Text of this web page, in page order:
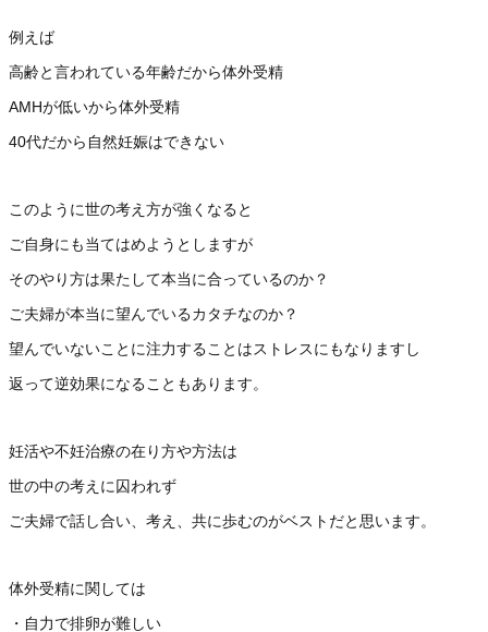
例えば
高齢と言われている年齢だから体外受精
AMHが低いから体外受精
40代だから自然妊娠はできない
このように世の考え方が強くなると
ご自身にも当てはめようとしますが
そのやり方は果たして本当に合っているのか？
ご夫婦が本当に望んでいるカタチなのか？
望んでいないことに注力することはストレスにもなりますし
返って逆効果になることもあります。
妊活や不妊治療の在り方や方法は
世の中の考えに囚われず
ご夫婦で話し合い、考え、共に歩むのがベストだと思います。
体外受精に関しては
・自力で排卵が難しい